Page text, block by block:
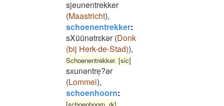
sjeunentrekker
(Maastricht),
schoenentrekker:
sXüünətrɛkər(Donk
(bij Herk-de-Stad)),
Schoenentrekker. [sic]
sxunəntreͅ?ər
(Lommel),
schoenhoorn: